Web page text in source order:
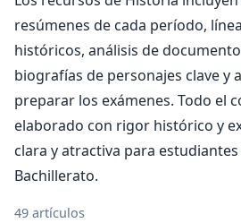
resúmenes de cada período,
históricos, análisis de
biografías de personajes clave y
preparar los exámenes. Todo el
elaborado con rigor histórico y
clara y atractiva para estudiantes
Bachillerato.
49 artículos